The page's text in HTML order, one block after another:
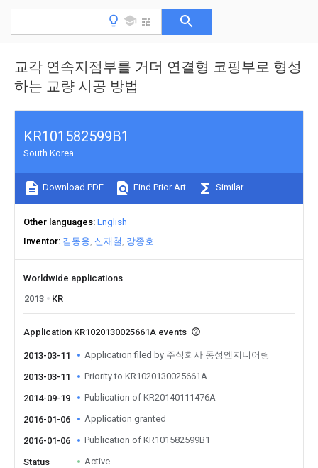
교각 연속지점부를 거더 연결형 코핑부로 형성
하는 교량 시공 방법
KR101582599B1
South Korea
Download PDF Find Prior Art Similar
Other languages English
Inventor 김동용 신재철 강종호
Worldwide applications
2013
KR
Application KR1020130025661A events
2013-03-11 Application filed by 주식회사 동성엔지니어링
2013-03-11 Priority to KR1020130025661A
2014-09-19 Publication of KR20140111476A
2016-01-06 Application granted
2016-01-06 Publication of KR101582599B1
Status Active